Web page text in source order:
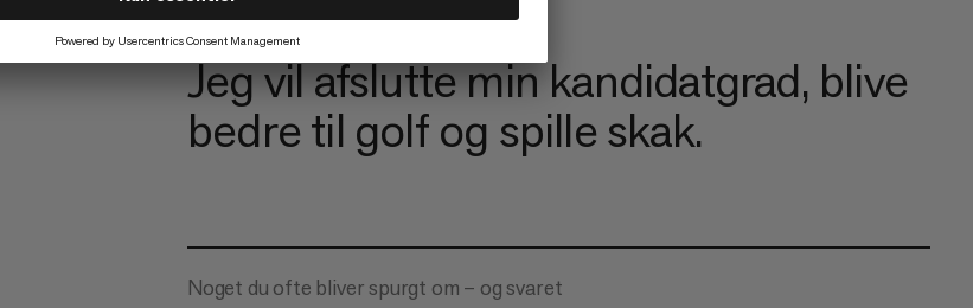
Noget, du gerne vil lære
Jeg vil afslutte min kandidatgrad, blive
bedre til golf og spille skak.
Noget du ofte bliver spurgt om – og svaret